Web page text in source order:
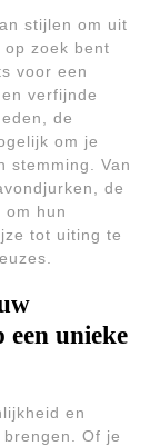
stijlen om uit
zoek bent
voor een
verfijnde
de
om je
stemming. Van
de
hun
tot uiting te
unieke
en
Of je